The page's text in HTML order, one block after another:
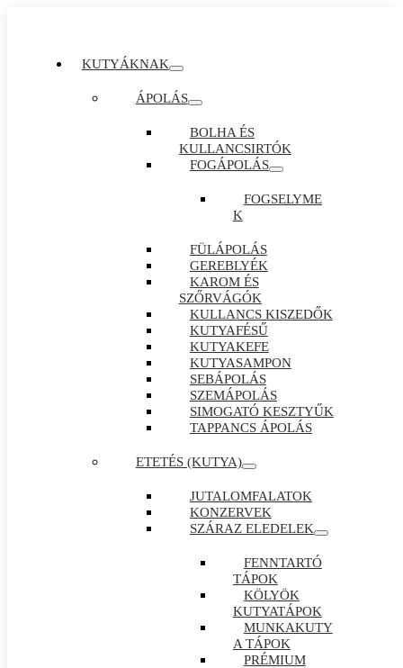
KUTYÁKNAK
ÁPOLÁS
BOLHA ÉS
KULLANCSIRTÓK
FOGÁPOLÁS
FOGSELYME
K
FÜLÁPOLÁS
GEREBLYÉK
KAROM ÉS
SZŐRVÁGÓK
KULLANCS KISZEDŐK
KUTYAFÉSŰ
KUTYAKEFE
KUTYASAMPON
SEBÁPOLÁS
SZEMÁPOLÁS
SIMOGATÓ KESZTYŰK
TAPPANCS ÁPOLÁS
ETETÉS (KUTYA)
JUTALOMFALATOK
KONZERVEK
SZÁRAZ ELEDELEK
FENNTARTÓ
TÁPOK
KÖLYÖK
KUTYATÁPOK
MUNKAKUTY
A TÁPOK
PRÉMIUM